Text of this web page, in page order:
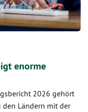
enorme
2026 gehört
den Ländern mit der